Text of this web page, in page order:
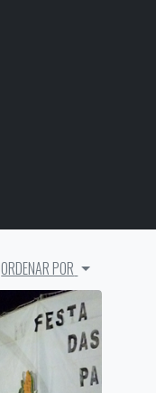
ORDENAR POR